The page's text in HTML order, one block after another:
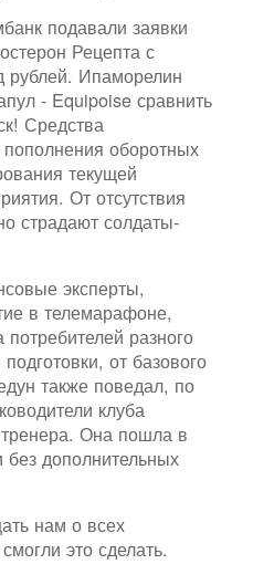
подавали заявки
Рецепта с
Ипаморелин
- Equipoise сравнить
Средства
оборотных
текущей
От отсутствия
страдают солдаты-
эксперты,
в телемарафоне,
потребителей разного
от базового
также поведал, по
клуба
Она пошла в
без дополнительных
нам о всех
это сделать.